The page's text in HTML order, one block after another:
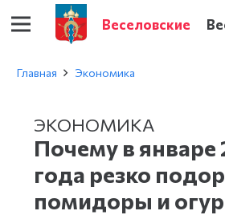
Веселовские
Главная Экономика
ЭКОНОМИКА
Почему в январе
года резко
помидоры и